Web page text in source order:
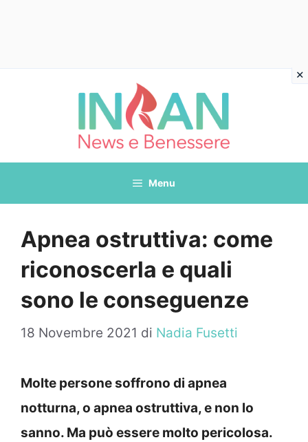
Menu
Apnea ostruttiva: come
riconoscerla e quali
sono le conseguenze
18 Novembre 2021 di Nadia Fusetti
Molte persone soffrono di apnea
notturna, o apnea ostruttiva, e non lo
sanno. Ma può essere molto pericolosa.